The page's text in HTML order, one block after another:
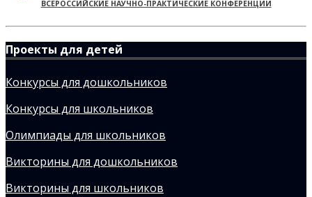
ВСЕРОССИЙСКИЕ НАУЧНО-ПРАКТИЧЕСКИЕ КОНФЕРЕНЦИИ
Проекты для детей
Конкурсы для дошкольников
Конкурсы для школьников
Олимпиады для школьников
Викторины для дошкольников
Викторины для школьников